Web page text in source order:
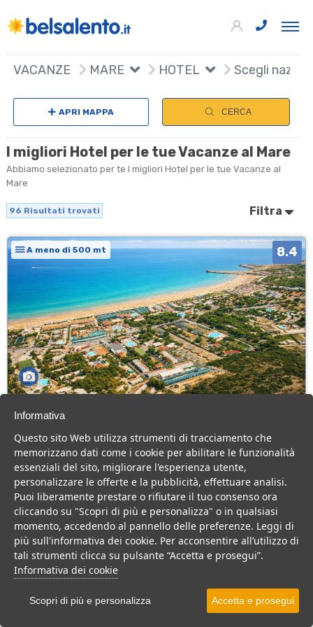
VACANZE MARE HOTEL Scegli
APRI MAPPA CERCA
I migliori Hotel per le tue Vacanze al Mare
Abbiamo selezionato per te I migliori Hotel per le tue Vacanze al
Mare
96 Risultati trovati Filtra
A meno di 500 mt 8.4
Green Park Village
107 Camere
Villaggio a Vieste, con piscina e animazione, ideale per famiglie
con bambini.
Villaggio Hotel
VEDI SU MAPPA
INFO STRUTTURA
+
Informativa
Questo sito Web utilizza strumenti di tracciamento che
memorizzano dati come i cookie per abilitare le funzionalità
essenziali del sito, migliorare l'esperienza utente,
personalizzare le offerte e la pubblicità, effettuare analisi.
Puoi liberamente prestare o rifiutare il tuo consenso ora
cliccando su "Scopri di più e personalizza" o in qualsiasi
momento, accedendo al pannello delle preferenze. Leggi di
più sull'informativa dei cookie. Per acconsentire all’utilizzo di
tali strumenti clicca su pulsante “Accetta e prosegui”.
Informativa dei cookie
Scopri di più e personalizza Accetta e prosegui